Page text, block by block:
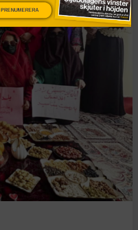
PRENUMERERA